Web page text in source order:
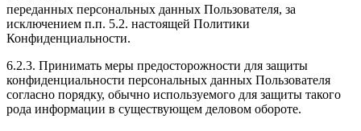
переданных персональных данных Пользователя, за
исключением п.п. 5.2. настоящей Политики
Конфиденциальности.
6.2.3. Принимать меры предосторожности для защиты
конфиденциальности персональных данных Пользователя
согласно порядку, обычно используемого для защиты такого
рода информации в существующем деловом обороте.